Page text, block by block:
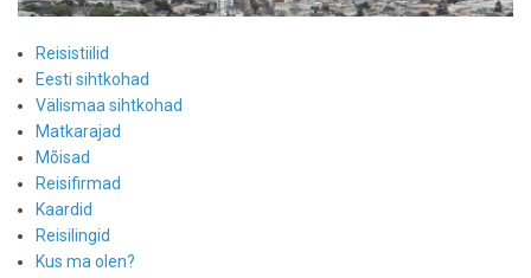
Reisistiilid
Eesti sihtkohad
Välismaa sihtkohad
Matkarajad
Mõisad
Reisifirmad
Kaardid
Reisilingid
Kus ma olen?